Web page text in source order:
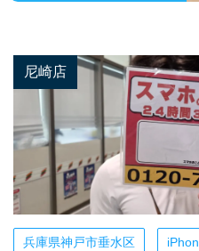
尼崎店
兵庫県神戸市垂水区